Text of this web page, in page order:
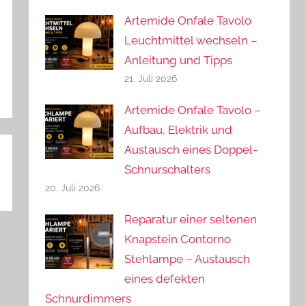
Artemide Onfale Tavolo
Leuchtmittel wechseln –
Anleitung und Tipps
21. Juli 2026
Artemide Onfale Tavolo –
Aufbau, Elektrik und
Austausch eines Doppel-
Schnurschalters
20. Juli 2026
Reparatur einer seltenen
Knapstein Contorno
Stehlampe – Austausch
eines defekten
Schnurdimmers